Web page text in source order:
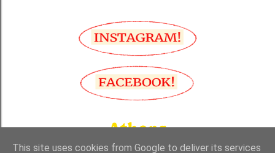
This site uses cookies from Google to deliver its services